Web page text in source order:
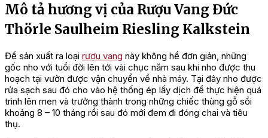
Mô tả hương vị của Rượu Vang Đức
Thörle Saulheim Riesling Kalkstein
Để sản xuất ra loại rượu vang này không hề đơn giản, những
gốc nho với tuổi đời lên tới vài chục năm sau khi nho được thu
hoạch tại vườn được vận chuyển về nhà máy. Tại đây nho được
rửa sạch sau đó cho vào hệ thống ép lấy dịch để thực hiện quá
trình lên men và trưởng thành trong những chiếc thùng gỗ sồi
khoảng 8 – 10 tháng rồi sau đó mới đem đi đóng chai và tiêu
thụ.